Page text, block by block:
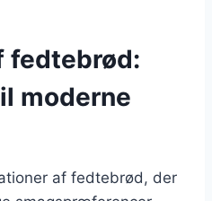
fedtebrød:
moderne
af fedtebrød, der